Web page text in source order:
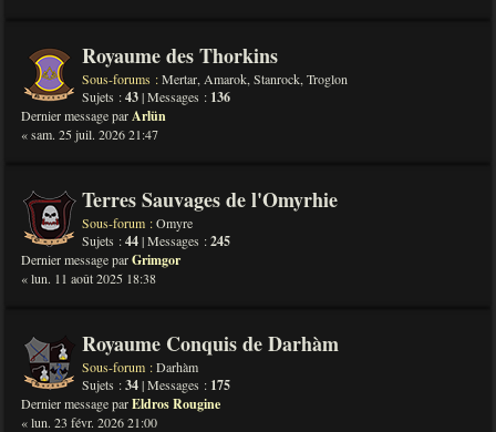
Royaume des Thorkins
Sous-forums :Mertar, Amarok, Stanrock, Troglon
Sujets :43| Messages : 136
Dernier message parArlün
« sam. 25 juil. 2026 21:47
Terres Sauvages de l'Omyrhie
Sous-forum :Omyre
Sujets :44| Messages :245
Dernier message parGrimgor
« lun. 11 août 2025 18:38
Royaume Conquis de Darhàm
Sous-forum :Darhàm
Sujets :34| Messages : 175
Dernier message parEldros Rougine
« lun. 23 févr. 2026 21:00